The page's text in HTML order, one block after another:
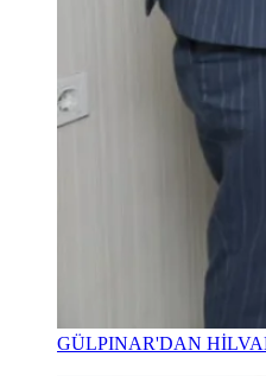
GÜLPINAR'DAN